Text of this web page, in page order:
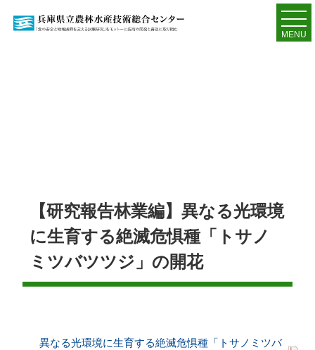
MENU
【研究報告林業編】異なる光環境
に生育する絶滅危惧種「トサノ
ミツバツツジ」の開花
異なる光環境に生育する絶滅危惧種「トサノミツバ